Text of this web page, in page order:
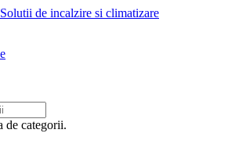
de categorii.